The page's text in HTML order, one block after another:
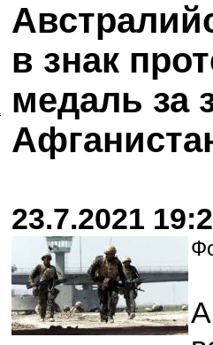
в знак
медаль за
23.7.2021